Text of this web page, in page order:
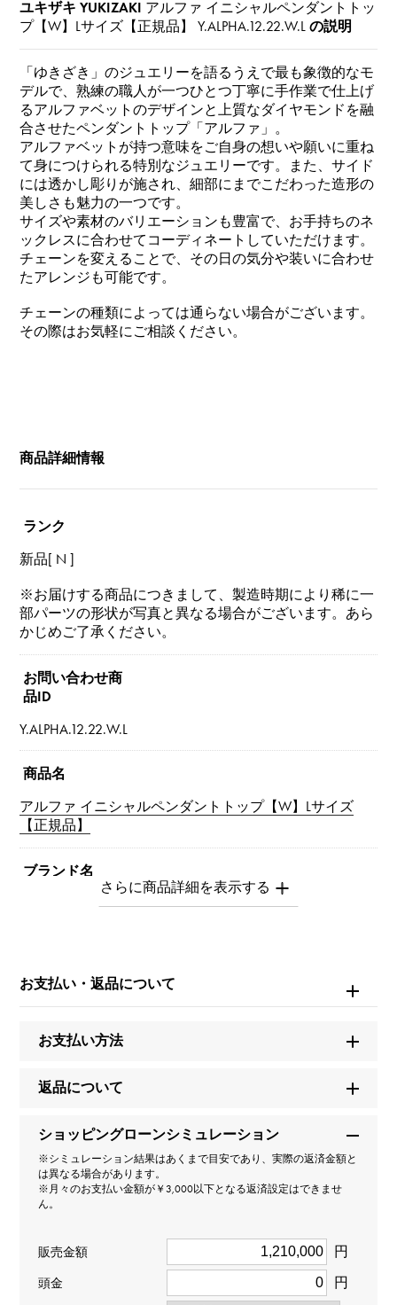
ユキザキ YUKIZAKI アルファ イニシャルペンダントトッ
プ【W】Lサイズ【正規品】
Y.ALPHA.12.22.W.L の説明
「ゆきざき」のジュエリーを語るうえで最も象徴的なモ
デルで、熟練の職人が一つひとつ丁寧に手作業で仕上げ
るアルファベットのデザインと上質なダイヤモンドを融
合させたペンダントトップ「アルファ」。
アルファベットが持つ意味をご自身の想いや願いに重ね
て身につけられる特別なジュエリーです。また、サイド
には透かし彫りが施され、細部にまでこだわった造形の
美しさも魅力の一つです。
サイズや素材のバリエーションも豊富で、お手持ちのネ
ックレスに合わせてコーディネートしていただけます。
チェーンを変えることで、その日の気分や装いに合わせ
たアレンジも可能です。
チェーンの種類によっては通らない場合がございます。
その際はお気軽にご相談ください。
商品詳細情報
ランク
新品[ N ]
※お届けする商品につきまして、製造時期により稀に一
部パーツの形状が写真と異なる場合がございます。あら
かじめご了承ください。
お問い合わせ商
品ID
Y.ALPHA.12.22.W.L
商品名
アルファ イニシャルペンダントトップ【W】Lサイズ
【正規品】
ブランド名
アルファ
男女兼用
種類
イニシャル × ペンヘッド
材質
お支払い・返品について
お支払い方法
返品について
ショッピングローンシミュレーション
※シミュレーション結果はあくまで目安であり、実際の返済金額と
は異なる場合があります。
※月々のお支払い金額が￥3,000以下となる返済設定はできませ
ん。
販売金額 円
頭金 円